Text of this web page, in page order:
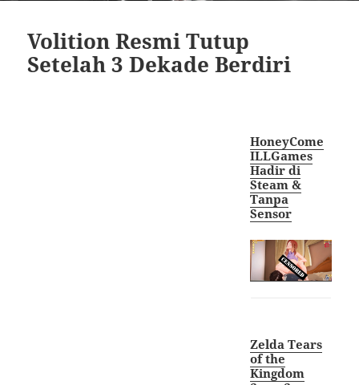
Volition Resmi Tutup
Setelah 3 Dekade Berdiri
HoneyCome
ILLGames
Hadir di
Steam &
Tanpa
Sensor
Zelda Tears
of the
Kingdom